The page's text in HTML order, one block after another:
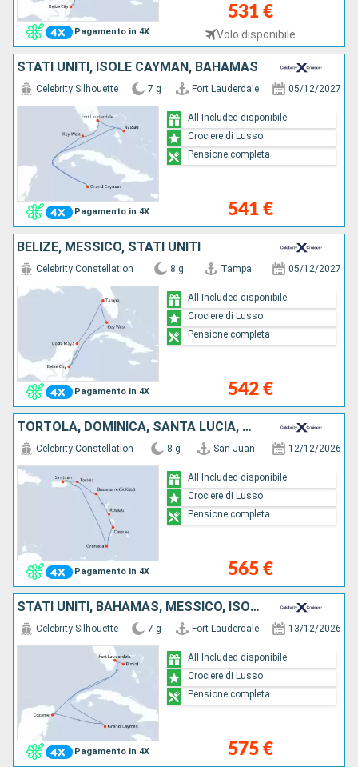
Pagamento in 4X
531 €
Volo disponibile
STATI UNITI, ISOLE CAYMAN, BAHAMAS
Pagamento in 4X
Celebrity Silhouette 7 g Fort Lauderdale 05/12/2027
541 €
All Included disponibile
Crociere di Lusso
Pensione completa
BELIZE, MESSICO, STATI UNITI
Pagamento in 4X
Celebrity Constellation 8 g Tampa 05/12/2027
542 €
All Included disponibile
Crociere di Lusso
Pensione completa
TORTOLA, DOMINICA, SANTA LUCIA, GRENADA, PORTORICO
Pagamento in 4X
Celebrity Constellation 8 g San Juan 12/12/2026
565 €
All Included disponibile
Crociere di Lusso
Pensione completa
STATI UNITI, BAHAMAS, MESSICO, ISOLE CAYMAN
Pagamento in 4X
Celebrity Silhouette 7 g Fort Lauderdale 13/12/2026
575 €
All Included disponibile
Crociere di Lusso
Pensione completa